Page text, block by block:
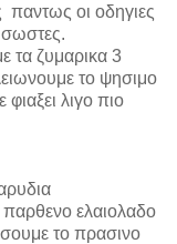
παντως οι οδηγιες
σωστες.
τα ζυμαρικα 3
το ψησιμο
λιγο πιο
ελαιολαδο
το πρασινο